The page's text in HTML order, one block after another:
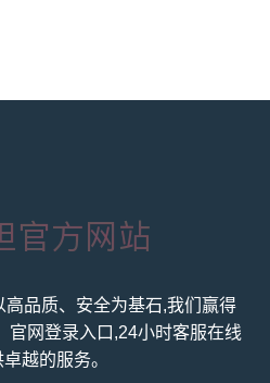
品质、安全为基石,我们赢得
官网登录入口,24小时客服在线
越的服务。